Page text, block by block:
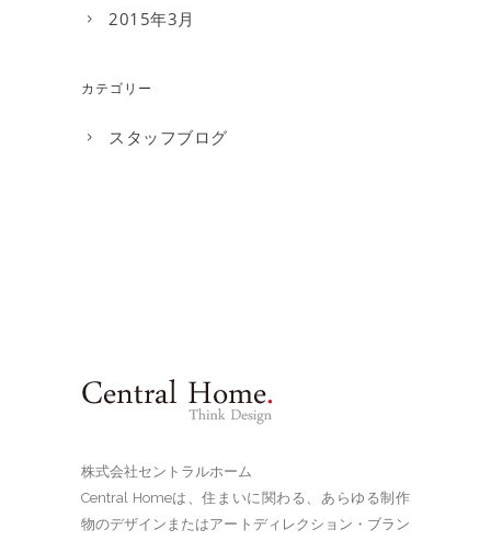
2015年3月
カテゴリー
スタッフブログ
株式会社セントラルホーム
Central Homeは、住まいに関わる、あらゆる制作
物のデザインまたはアートディレクション・ブラン